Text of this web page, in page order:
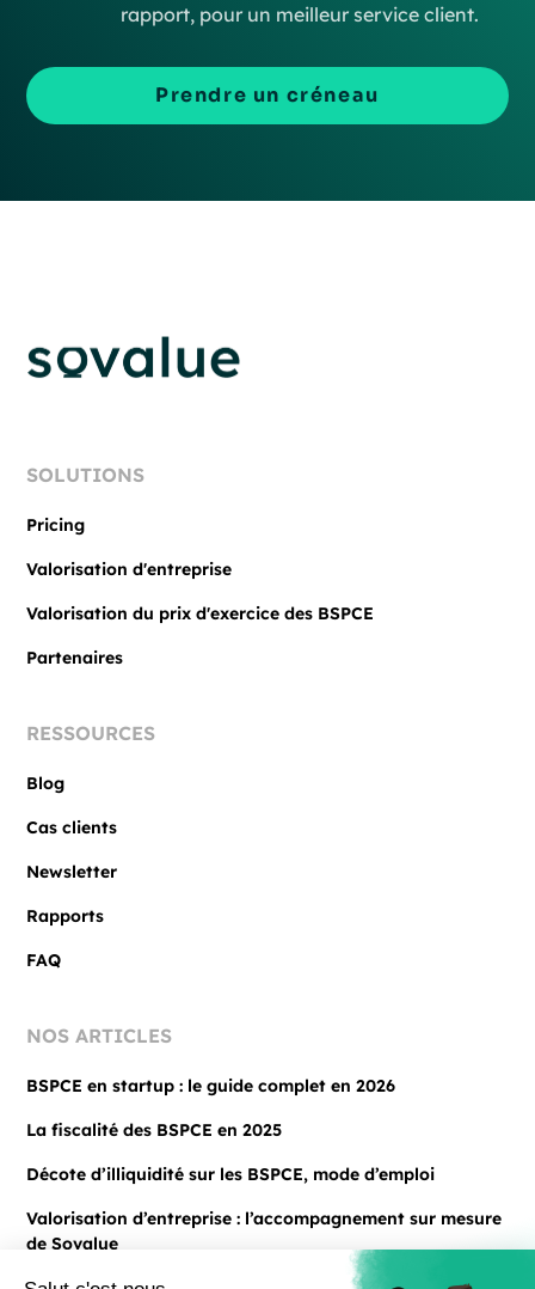
rapport, pour un meilleur service client.
Prendre un créneau
SOLUTIONS
Pricing
Valorisation d'entreprise
Valorisation du prix d'exercice des BSPCE
Partenaires
RESSOURCES
Blog
Cas clients
Newsletter
Rapports
FAQ
NOS ARTICLES
BSPCE en startup : le guide complet en 2026
La fiscalité des BSPCE en 2025
Décote d’illiquidité sur les BSPCE, mode d’emploi
Valorisation d’entreprise : l’accompagnement sur mesure
de Sovalue